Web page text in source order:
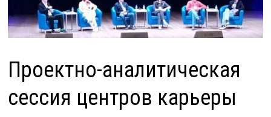
Проектно-аналитическая
сессия центров карьеры